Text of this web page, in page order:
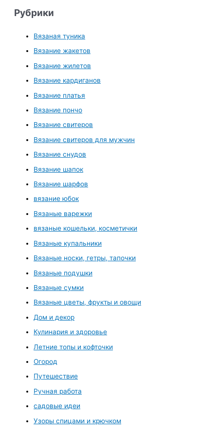
Рубрики
Вязаная туника
Вязание жакетов
Вязание жилетов
Вязание кардиганов
Вязание платья
Вязание пончо
Вязание свитеров
Вязание свитеров для мужчин
Вязание снудов
Вязание шапок
Вязание шарфов
вязание юбок
Вязаные варежки
вязаные кошельки, косметички
Вязаные купальники
Вязаные носки, гетры, тапочки
Вязаные подушки
Вязаные сумки
Вязаные цветы, фрукты и овощи
Дом и декор
Кулинария и здоровье
Летние топы и кофточки
Огород
Путешествие
Ручная работа
садовые идеи
Узоры спицами и крючком